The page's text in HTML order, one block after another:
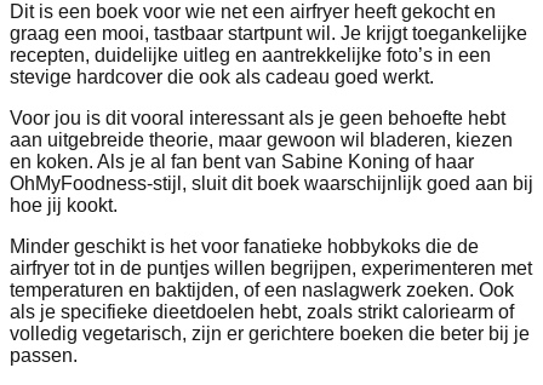
Dit is een boek voor wie net een airfryer heeft gekocht en
graag een mooi, tastbaar startpunt wil. Je krijgt toegankelijke
recepten, duidelijke uitleg en aantrekkelijke foto’s in een
stevige hardcover die ook als cadeau goed werkt.
Voor jou is dit vooral interessant als je geen behoefte hebt
aan uitgebreide theorie, maar gewoon wil bladeren, kiezen
en koken. Als je al fan bent van Sabine Koning of haar
OhMyFoodness-stijl, sluit dit boek waarschijnlijk goed aan bij
hoe jij kookt.
Minder geschikt is het voor fanatieke hobbykoks die de
airfryer tot in de puntjes willen begrijpen, experimenteren met
temperaturen en baktijden, of een naslagwerk zoeken. Ook
als je specifieke dieetdoelen hebt, zoals strikt caloriearm of
volledig vegetarisch, zijn er gerichtere boeken die beter bij je
passen.